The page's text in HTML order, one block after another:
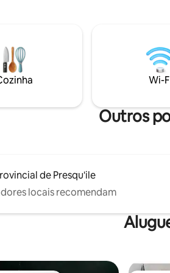
Ideal para famílias,
remotos que
e vistas.
Wi-
Outros
de Presqu'ile
locais recomendam